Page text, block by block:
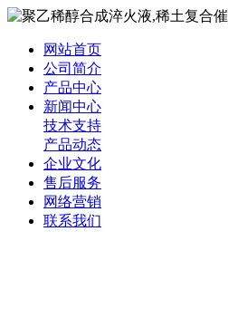
网站首页
公司简介
产品中心
新闻中心
技术支持
产品动态
企业文化
售后服务
网络营销
联系我们